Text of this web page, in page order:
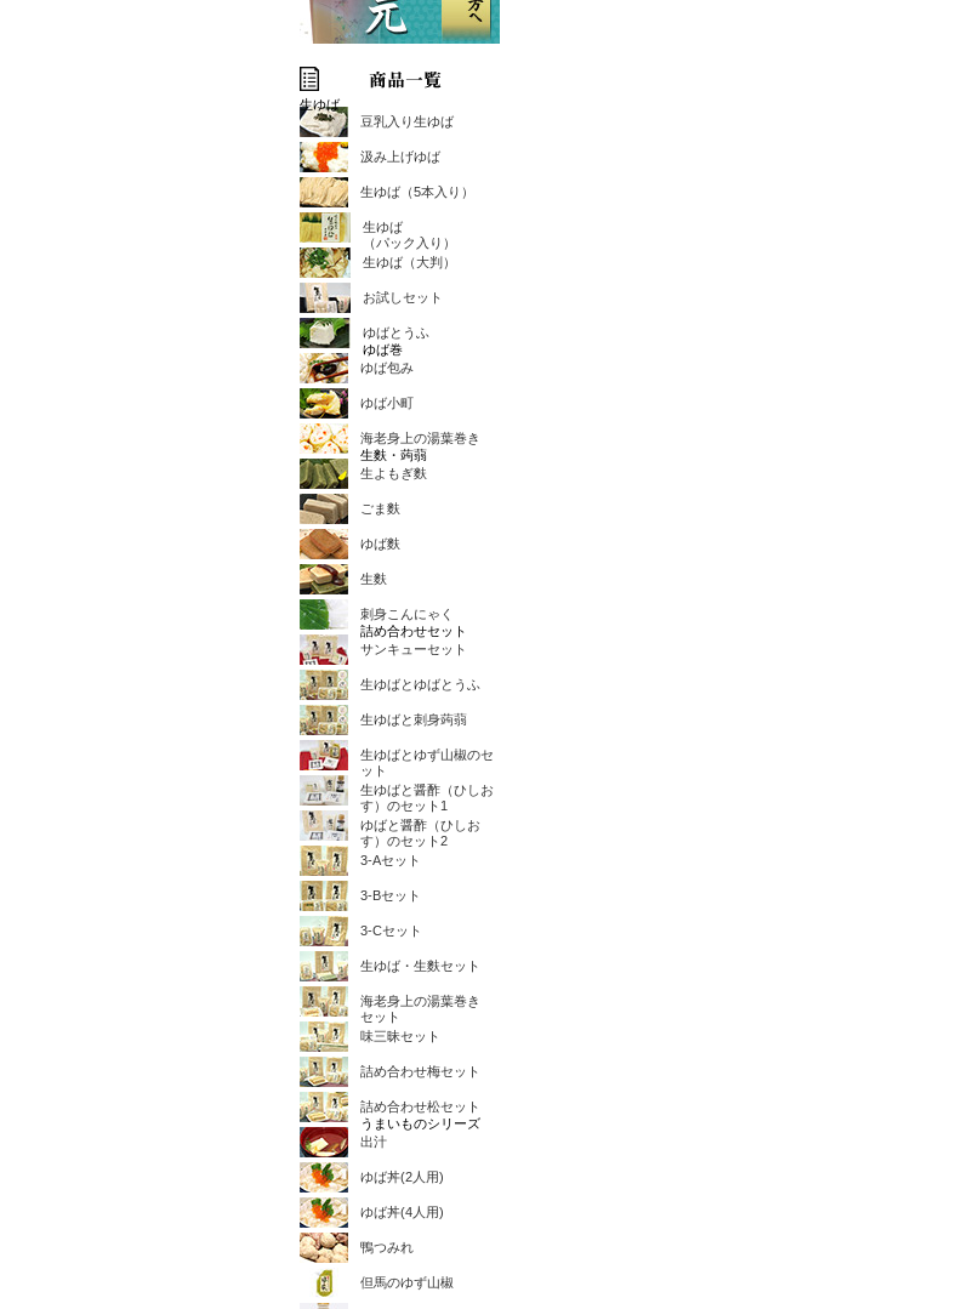
生ゆば
豆乳入り生ゆば
汲み上げゆば
生ゆば（5本入り）
生ゆば
（パック入り）
生ゆば（大判）
お試しセット
ゆばとうふ
ゆば巻
ゆば包み
ゆば小町
海老身上の湯葉巻き
生麩・蒟蒻
生よもぎ麩
ごま麩
ゆば麩
生麩
刺身こんにゃく
詰め合わせセット
サンキューセット
生ゆばとゆばとうふ
生ゆばと刺身蒟蒻
生ゆばとゆず山椒のセ
ット
生ゆばと醤酢（ひしお
す）のセット1
ゆばと醤酢（ひしお
す）のセット2
3-Aセット
3-Bセット
3-Cセット
生ゆば・生麩セット
海老身上の湯葉巻き
セット
味三昧セット
詰め合わせ梅セット
詰め合わせ松セット
うまいものシリーズ
出汁
ゆば丼(2人用)
ゆば丼(4人用)
鴨つみれ
但馬のゆず山椒